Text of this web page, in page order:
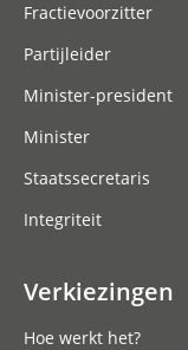
Fractievoorzitter
Partijleider
Minister-president
Minister
Staatssecretaris
Integriteit
Verkiezingen
Hoe werkt het?